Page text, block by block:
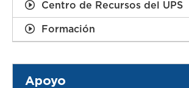
Centro de Recursos del UPS
Formación
Apoyo